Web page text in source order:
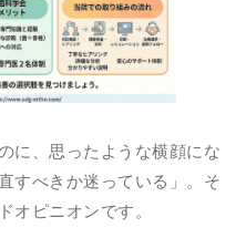
に、思ったような横顔にな
すべきか迷っている」。そ
オピニオンです。